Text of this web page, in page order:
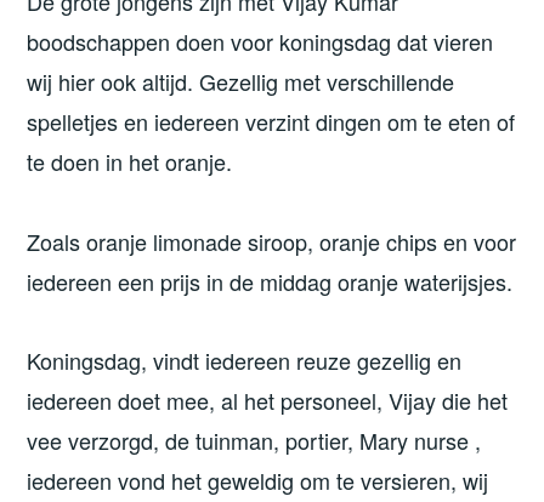
boodschappen doen voor koningsdag dat vieren
wij hier ook altijd. Gezellig met verschillende
spelletjes en iedereen verzint dingen om te eten of
te doen in het oranje.
Zoals oranje limonade siroop, oranje chips en voor
iedereen een prijs in de middag oranje waterijsjes.
Koningsdag, vindt iedereen reuze gezellig en
iedereen doet mee, al het personeel, Vijay die het
vee verzorgd, de tuinman, portier, Mary nurse ,
iedereen vond het geweldig om te versieren, wij